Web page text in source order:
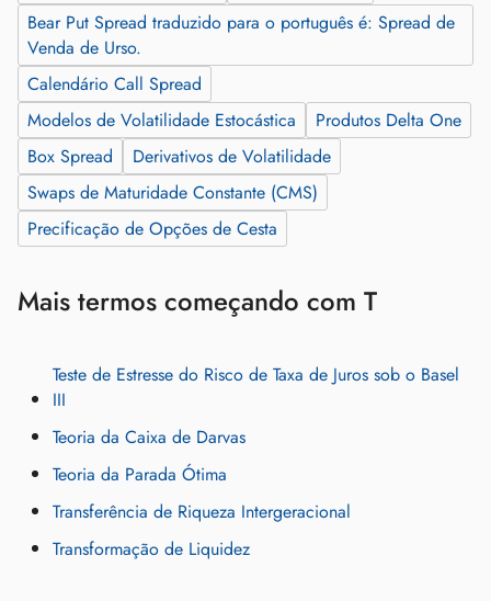
Bear Put Spread traduzido para o português é: Spread de
Venda de Urso.
Calendário Call Spread
Modelos de Volatilidade Estocástica
Produtos Delta One
Box Spread
Derivativos de Volatilidade
Swaps de Maturidade Constante (CMS)
Precificação de Opções de Cesta
Mais termos começando com T
Teste de Estresse do Risco de Taxa de Juros sob o Basel
III
Teoria da Caixa de Darvas
Teoria da Parada Ótima
Transferência de Riqueza Intergeracional
Transformação de Liquidez